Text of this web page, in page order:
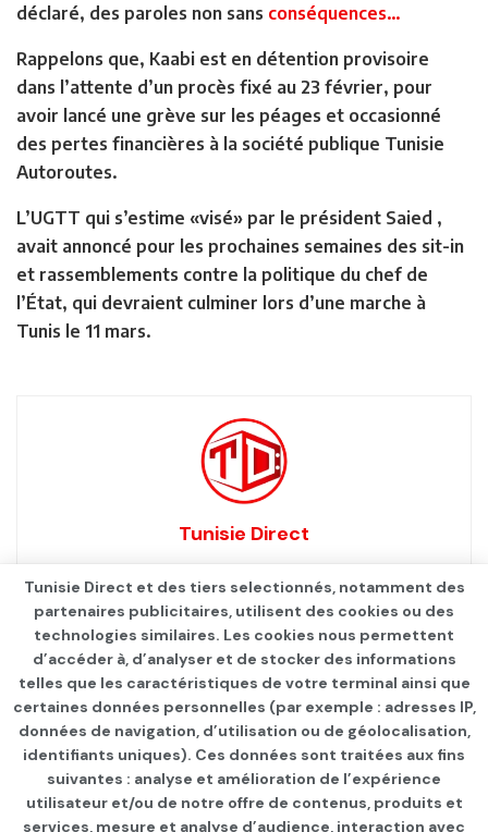
déclaré, des paroles non sans conséquences…
Rappelons que, Kaabi est en détention provisoire
dans l’attente d’un procès fixé au 23 février, pour
avoir lancé une grève sur les péages et occasionné
des pertes financières à la société publique Tunisie
Autoroutes.
L’UGTT qui s’estime «visé» par le président Saied ,
avait annoncé pour les prochaines semaines des sit-in
et rassemblements contre la politique du chef de
l’État, qui devraient culminer lors d’une marche à
Tunis le 11 mars.
Tunisie Direct
Page d'accueil Les infos du jour
Tunisie Direct et des tiers selectionnés, notamment des
partenaires publicitaires, utilisent des cookies ou des
technologies similaires. Les cookies nous permettent
d’accéder à, d’analyser et de stocker des informations
telles que les caractéristiques de votre terminal ainsi que
certaines données personnelles (par exemple : adresses IP,
données de navigation, d’utilisation ou de géolocalisation,
identifiants uniques). Ces données sont traitées aux fins
suivantes : analyse et amélioration de l’expérience
utilisateur et/ou de notre offre de contenus, produits et
services, mesure et analyse d’audience, interaction avec